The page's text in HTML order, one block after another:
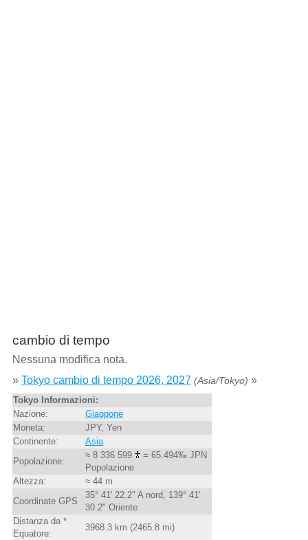
cambio di tempo
Nessuna modifica nota.
» Tokyo cambio di tempo 2026, 2027 (Asia/Tokyo) »
Tokyo Informazioni:
Nazione:
Giappone
Moneta:
JPY, Yen
Continente:
Asia
Popolazione:
≈ 8 336 599
= 65.494‰ JPN
Popolazione
Altezza:
≈ 44 m
Coordinate GPS
35° 41' 22.2" A nord, 139° 41'
30.2" Oriente
Distanza da *
Equatore:
3968.3 km (2465.8 mi)